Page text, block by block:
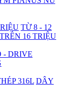
TỪ 8 - 12
TRÊN 16 TRIỆU
- DRIVE
316L DÂY